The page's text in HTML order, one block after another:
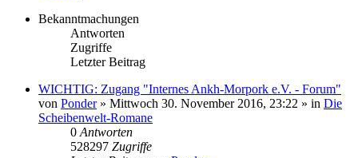
Bekanntmachungen
Antworten
Zugriffe
Letzter Beitrag
WICHTIG: Zugang "Internes Ankh-Morpork e.V. - Forum"
von Ponder» Mittwoch 30. November 2016, 23:22 » in Die
Scheibenwelt-Romane
0 Antworten
528297 Zugriffe